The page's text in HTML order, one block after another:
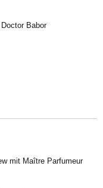
Babor
mit Maître Parfumeur